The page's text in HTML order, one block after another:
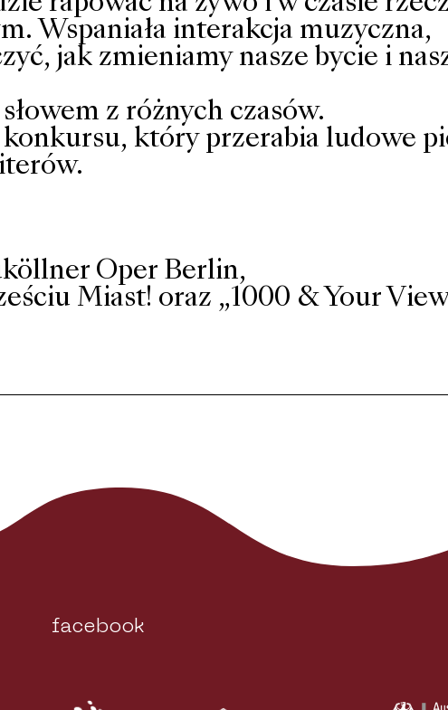
Wspaniała interakcja muzyczna,
jak zmieniamy nasze bycie i
z różnych czasów.
który przerabia ludowe
Oper Berlin,
Miast! oraz „1000 & Your
facebook